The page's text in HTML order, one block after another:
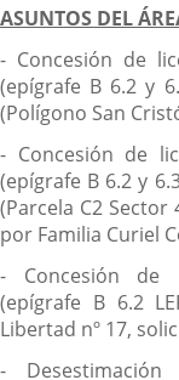
ASUNTOS DEL
- Concesión de
(epígrafe B 6.2 y
(Polígono San
- Concesión de
(epígrafe B 6.2 y
(Parcela C2 Sector
por Familia Curiel
- Concesión de
(epígrafe B 6.2
Libertad nº 17,
-